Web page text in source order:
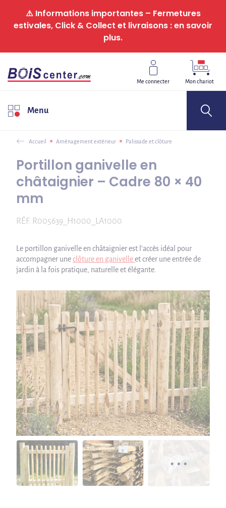
⚠️ Informations importantes – Fermetures
estivales, Click & Collect et livraisons : en savoir
plus.
Me connecter Mon chariot
Menu
Accueil Aménagement extérieur Palissade et clôture
Portillon ganivelle en
châtaignier – Cadre 80 × 40
mm
RÉF. R005639_H1000_LA1000
Le portillon ganivelle en châtaignier est l’accès idéal pour
accompagner uneclôture en ganivelleet créer une entrée de
jardin à la fois pratique, naturelle et élégante.